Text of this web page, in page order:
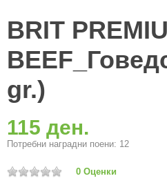
BRIT
gr.)
115 ден.
Потребни наградни поени: 12
0 Оценки